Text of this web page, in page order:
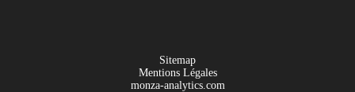
Sitemap
Mentions Légales
monza-analytics.com